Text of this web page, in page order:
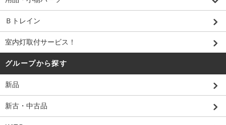
Ｂトレイン
室内灯取付サービス！
グループから探す
新品
新古・中古品